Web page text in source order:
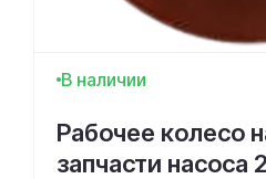
В наличии
Рабочее колесо
запчасти насоса